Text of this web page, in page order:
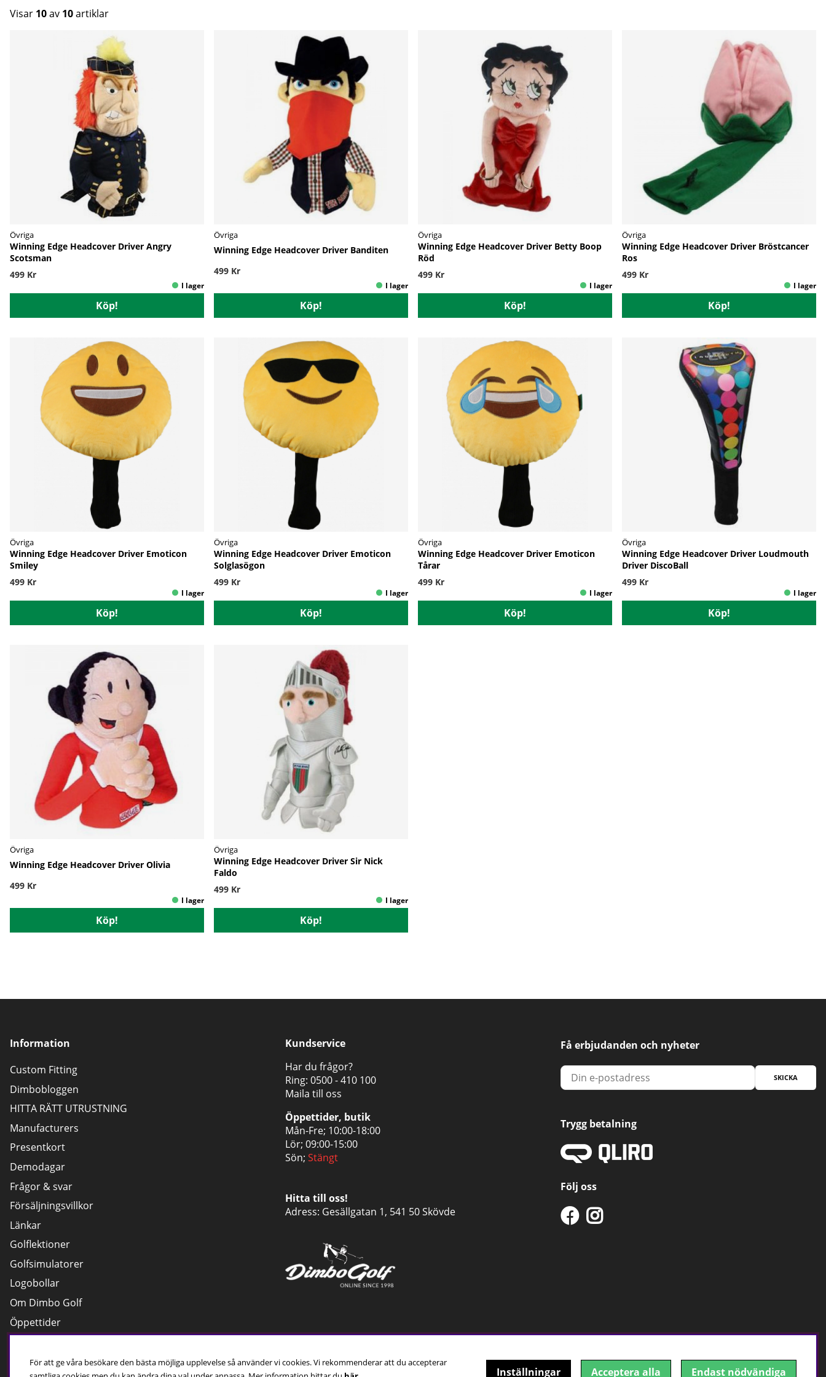
Visar 10av 10artiklar
Övriga
Winning Edge Headcover Driver Angry
Scotsman
499 Kr
Köp!
Övriga
Winning Edge Headcover Driver Banditen
499 Kr
Köp!
Övriga
Winning Edge Headcover Driver Betty Boop
Röd
499 Kr
Köp!
Övriga
Winning Edge Headcover Driver Bröstcancer
Ros
499 Kr
Köp!
Övriga
Winning Edge Headcover Driver Emoticon
Smiley
499 Kr
Köp!
Övriga
Winning Edge Headcover Driver Emoticon
Solglasögon
499 Kr
Köp!
Övriga
Winning Edge Headcover Driver Emoticon
Tårar
499 Kr
Köp!
Övriga
Winning Edge Headcover Driver Loudmouth
Driver DiscoBall
499 Kr
Köp!
Övriga
Winning Edge Headcover Driver Olivia
499 Kr
Köp!
Övriga
Winning Edge Headcover Driver Sir Nick
Faldo
499 Kr
Köp!
Information
Custom Fitting
Dimbobloggen
HITTA RÄTT UTRUSTNING
Manufacturers
Presentkort
Demodagar
Frågor & svar
Försäljningsvillkor
Länkar
Golflektioner
Golfsimulatorer
Logobollar
Om Dimbo Golf
Öppettider
Kundservice
Har du frågor?
Ring: 0500 - 410 100
Maila till oss
Öppettider, butik
Mån-Fre; 10:00-18:00
Lör; 09:00-15:00
Sön; Stängt
Hitta till oss!
Adress: Gesällgatan 1, 541 50 Skövde
Få erbjudanden och nyheter
SKICKA
Trygg betalning
Följ oss
För att ge våra besökare den bästa möjliga upplevelse så använder vi cookies. Vi rekommenderar att du accepterar
Inställningar Acceptera alla Endast nödvändiga